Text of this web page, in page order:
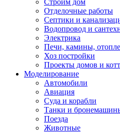
Строим дом
Отделочные работы
Септики и
Водопровод и
Электрика
Печи, камины,
Хоз постройки
Проекты домов и
Моделирование
Автомобили
Авиация
Суда и корабли
Танки и
Поезда
Животные